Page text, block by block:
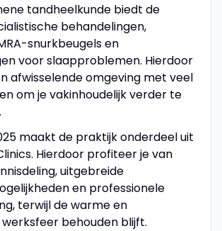
tandheelkunde biedt de
behandelingen,
snurkbeugels en
voor slaapproblemen. Hierdoor
afwisselende omgeving met veel
om je vakinhoudelijk verder te
maakt de praktijk onderdeel uit
Hierdoor profiteer je van
uitgebreide
en professionele
terwijl de warme en
behouden blijft.